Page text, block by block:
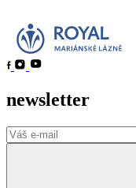
newsletter